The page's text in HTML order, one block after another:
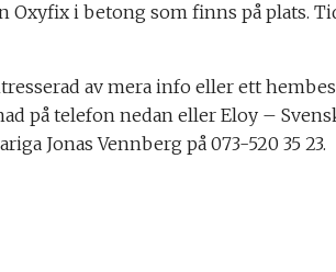
Oxyfix i betong som finns på plats.
av mera info eller ett
på telefon nedan eller Eloy –
Jonas Vennberg på 073-520 35 23.